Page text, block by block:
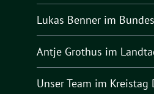
Lukas Benner im
Antje Grothus im
Unser Team im Kreistag